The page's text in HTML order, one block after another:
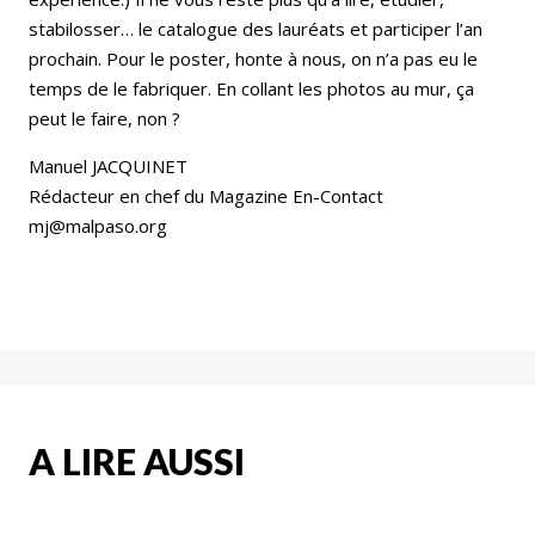
stabilosser… le catalogue des lauréats et participer l’an
prochain. Pour le poster, honte à nous, on n’a pas eu le
temps de le fabriquer. En collant les photos au mur, ça
peut le faire, non ?
Manuel JACQUINET
Rédacteur en chef du Magazine En-Contact
mj@malpaso.org
A LIRE AUSSI